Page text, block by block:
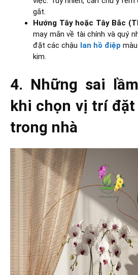
gắt.
Hướng Tây hoặc Tây Bắc
may mắn về tài chính và quý
đặt các chậu lan hồ điệp
kim.
4. Những sai
khi chọn vị trí
trong nhà